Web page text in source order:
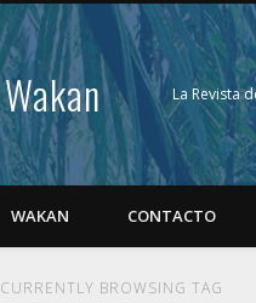
Wakan La Revista
WAKAN CONTACTO
CURRENTLY BROWSING TAG